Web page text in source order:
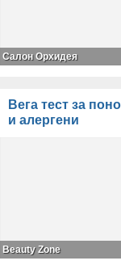
Салон Орхидея
Вега тест за
и алергени
Beauty Zone